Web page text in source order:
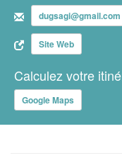
dugsagi@gmail.com
Site Web
Calculez votre
Google Maps